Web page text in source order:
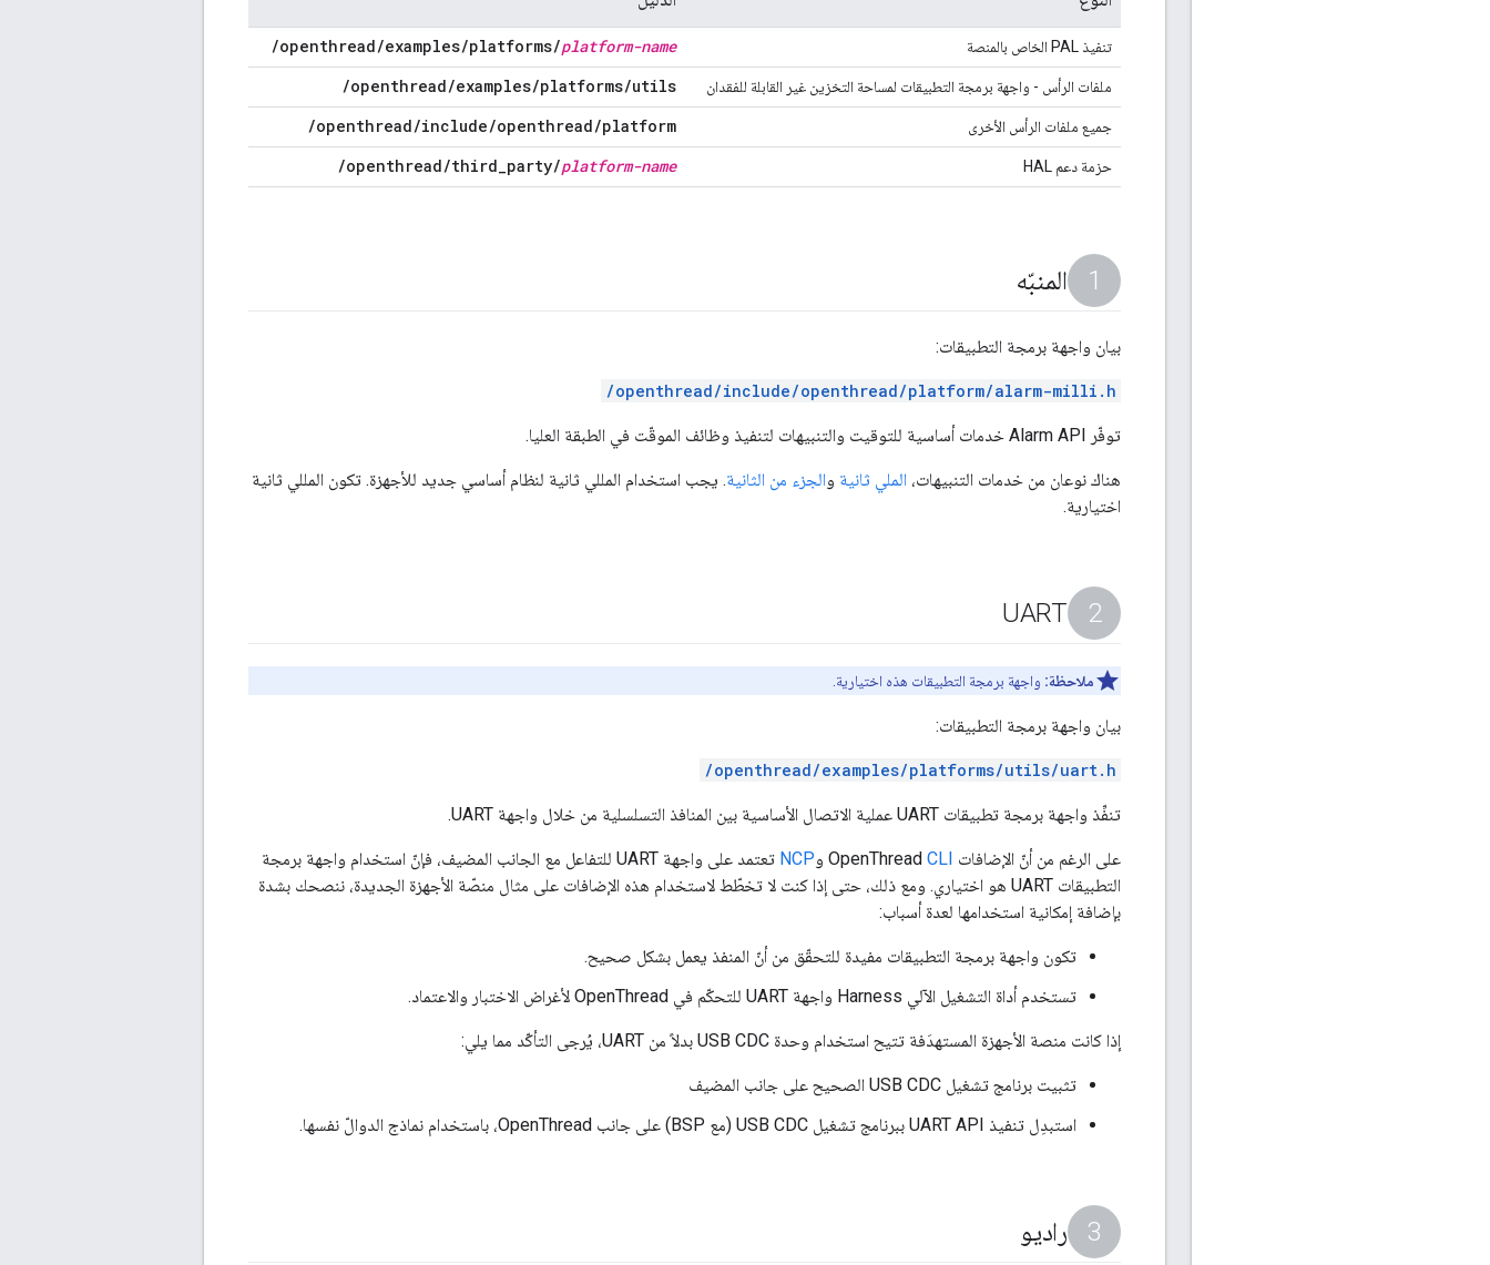
تنفيذ PAL الخاص بالمنصة /openthread/examples/platforms/platform-name
ملفات الرأس - واجهة برمجة التطبيقات لمساحة التخزين غير القابلة للفقدان /openthread/examples/platforms/utils
جميع ملفات الرأس الأخرى /openthread/include/openthread/platform
حزمة دعم HAL /openthread/third_party/platform-name
المنبّه
بيان واجهة برمجة التطبيقات:
/openthread/include/openthread/platform/alarm-milli.h
توفّر Alarm API خدمات أساسية للتوقيت والتنبيهات لتنفيذ وظائف الموقّت في الطبقة العليا.
هناك نوعان من خدمات التنبيهات، الملي ثانية والجزء من الثانية. يجب استخدام المللي ثانية لنظام أساسي جديد للأجهزة. تكون المللي ثانية
اختيارية.
UART
ملاحظة: واجهة برمجة التطبيقات هذه اختيارية.
بيان واجهة برمجة التطبيقات:
/openthread/examples/platforms/utils/uart.h
تنفِّذ واجهة برمجة تطبيقات UART عملية الاتصال الأساسية بين المنافذ التسلسلية من خلال واجهة UART.
على الرغم من أنّ الإضافات OpenThread CLI وNCP
تعتمد على واجهة UART للتفاعل مع الجانب المضيف، فإنّ استخدام واجهة برمجة
التطبيقات UART هو اختياري. ومع ذلك، حتى إذا كنت لا تخطّط لاستخدام هذه الإضافات على مثال منصّة الأجهزة الجديدة، ننصحك بشدة
بإضافة إمكانية استخدامها لعدة أسباب:
تكون واجهة برمجة التطبيقات مفيدة للتحقّق من أنّ المنفذ يعمل بشكل صحيح.
تستخدم أداة التشغيل الآلي Harness واجهة UART للتحكّم في OpenThread لأغراض الاختبار والاعتماد.
إذا كانت منصة الأجهزة المستهدَفة تتيح استخدام وحدة USB CDC بدلاً من UART، يُرجى التأكّد مما يلي:
تثبيت برنامج تشغيل USB CDC الصحيح على جانب المضيف
استبدِل تنفيذ UART API ببرنامج تشغيل USB CDC (مع BSP) على جانب OpenThread، باستخدام نماذج الدوالّ نفسها.
راديو